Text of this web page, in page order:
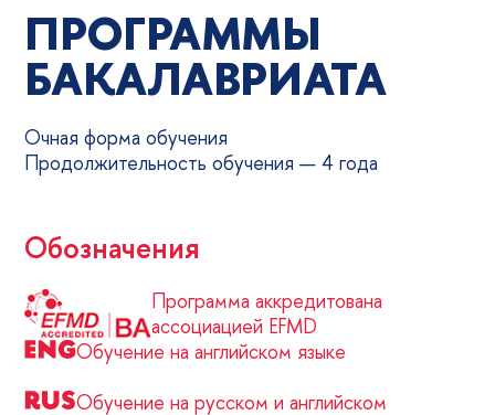
ПРОГРАММЫ
БАКАЛАВРИАТА
Очная форма обучения
Продолжительность обучения — 4 года
Обозначения
Программа аккредитована
ассоциацией EFMD
Обучение на английском языке
Обучение на русском и английском